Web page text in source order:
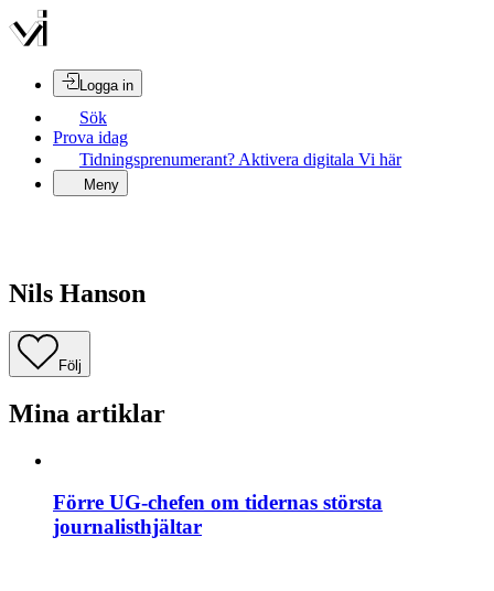
Logga in
Sök
Prova idag
Tidningsprenumerant? Aktivera digitala Vi här
Meny
Nils Hanson
Följ
Mina artiklar
Förre UG-chefen om tidernas största
journalisthjältar